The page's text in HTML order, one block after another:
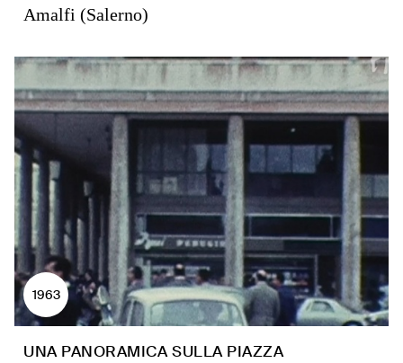
Amalfi (Salerno)
1963
UNA PANORAMICA SULLA PIAZZA